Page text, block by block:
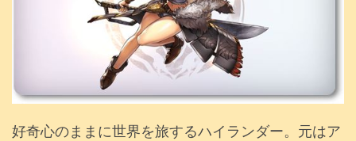
好奇心のままに世界を旅するハイランダー。元はア